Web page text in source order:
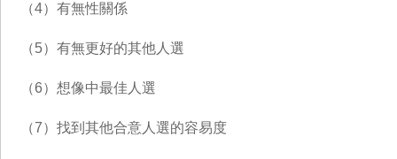
（4）有無性關係
（5）有無更好的其他人選
（6）想像中最佳人選
（7）找到其他合意人選的容易度